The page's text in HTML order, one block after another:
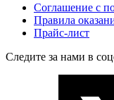
Соглашение с
Правила
Прайс-лист
Следите за нами в